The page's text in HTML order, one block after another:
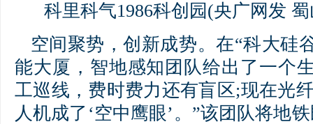
科里科气1986科创园(央广网发
空间聚势，创新成势。在“科大硅
能大厦，智地感知团队给出了一个
工巡线，费时费力还有盲区;现在光
人机成了‘空中鹰眼’。”该团队将地